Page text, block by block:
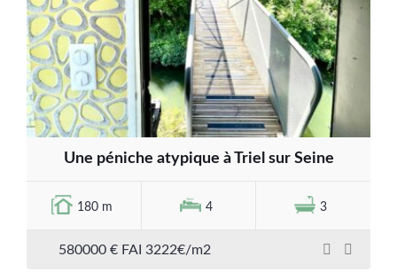
Une péniche atypique à Triel sur Seine
180 m 4 3
580000 € FAI 3222€/m2